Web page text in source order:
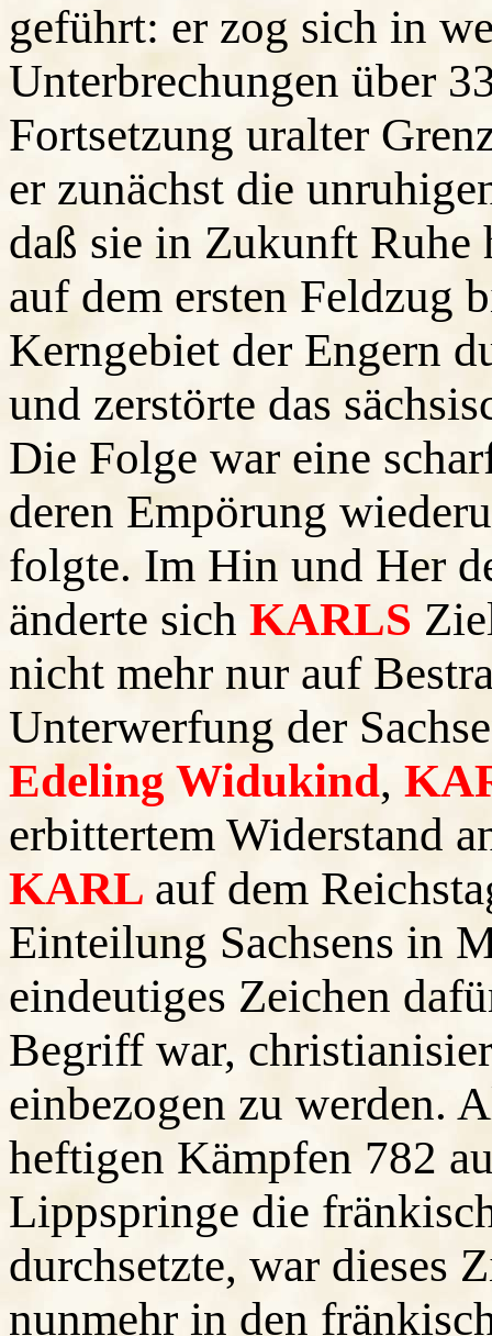
geführt: er zog sich in
Unterbrechungen über
Fortsetzung uralter
er zunächst die
daß sie in Zukunft
auf dem ersten Feldzug
Kerngebiet der Engern
und zerstörte das
Die Folge war eine
deren Empörung
folgte. Im Hin und Her
änderte sich KARLS
nicht mehr nur auf
Unterwerfung der
Edeling Widukind,
erbittertem Widerstand
KARL auf dem
Einteilung Sachsens in
eindeutiges Zeichen
Begriff war,
einbezogen zu werden.
heftigen Kämpfen 782
Lippspringe die
durchsetzte, war dieses
nunmehr in den